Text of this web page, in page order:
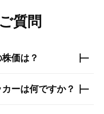
質問
価は？
ーは何ですか？